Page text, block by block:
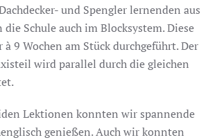
und Spengler lernenden aus
Schule auch im Blocksystem. Diese
9 Wochen am Stück durchgeführt. Der
wird parallel durch die gleichen
Lektionen konnten wir spannende
genießen. Auch wir konnten